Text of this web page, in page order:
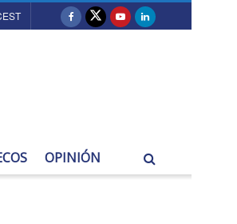
OPINIÓN